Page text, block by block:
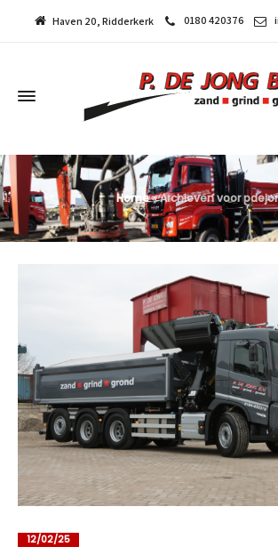
Haven 20, Ridderkerk 0180 420376
Home»Archieven voor
12/02/25